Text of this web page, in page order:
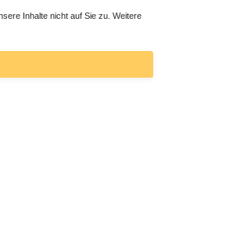
ohne Armatur
€ *
Inhalte nicht auf Sie zu. Weitere